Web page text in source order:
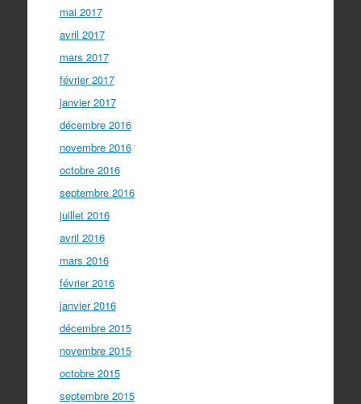
mai 2017
avril 2017
mars 2017
février 2017
janvier 2017
décembre 2016
novembre 2016
octobre 2016
septembre 2016
juillet 2016
avril 2016
mars 2016
février 2016
janvier 2016
décembre 2015
novembre 2015
octobre 2015
septembre 2015